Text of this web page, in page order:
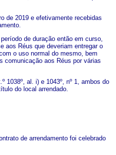
de 2019 e efetivamente recebidas
de duração então em curso,
aos Réus que deveriam entregar o
o uso normal do mesmo, bem
comunicação aos Réus por várias
1038º, al. i) e 1043º, nº 1, ambos do
do local arrendado.
de arrendamento foi celebrado